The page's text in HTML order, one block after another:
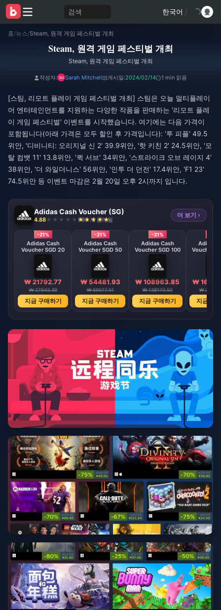
검색 한국어 /
홈/뉴스/Steam, 원격 게임 페스티벌 개최
Steam, 원격 게임 페스티벌 개최
Steam, 원격 게임 페스티벌 개최
작성자: Sarah Mitchell 게시일:2024/02/14 1 min 읽음
[스팀, 리모트 플레이 게임 페스티벌 개최] 스팀은 오늘 멀티플레이
어 엔터테인먼트를 지원하는 다양한 작품을 판매하는 '리모트 플레
이 게임 페스티벌' 이벤트를 시작했습니다. 여기에는 다음 가격이
포함됩니다(아래 가격은 모두 할인 후 가격입니다): '투 피플' 49.5
위안, '디비니티: 오리지널 신 2' 39.9위안, '핫 키친 2' 24.5위안, '모
탈 컴뱃 11' 13.8위안, '퀵 서브' 34위안, '스트라이크 오브 레이지 4'
38위안, '더 와일더니스' 56위안, '인투 더 던전' 17.4위안, 'F1 23'
74.5위안 등 이벤트 마감은 2월 20일 오후 2시까지 입니다.
Adidas Cash Voucher (SG)
4.88 990 개 판매됨
더 보기 ›
-21%
Adidas Cash
Voucher SGD 20
₩ 21792.77
₩ 27643.39
지금 구매하기
-21%
Adidas Cash
Voucher SGD 50
₩ 54481.93
₩ 69077.51
지금 구매하기
-21%
Adidas Cash
Voucher SGD 100
₩ 108963.85
₩ 138170.50
지금 구매하기
Adidas
Voucher
₩
₩
지금 구